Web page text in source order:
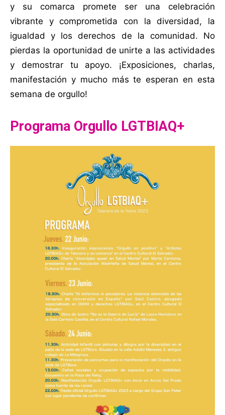
y su comarca promete ser una celebración
vibrante y comprometida con la diversidad, la
igualdad y los derechos de la comunidad. No
pierdas la oportunidad de unirte a las actividades
y demostrar tu apoyo. ¡Exposiciones, charlas,
manifestación y mucho más te esperan en esta
semana de orgullo!
Programa Orgullo LGTBIAQ+